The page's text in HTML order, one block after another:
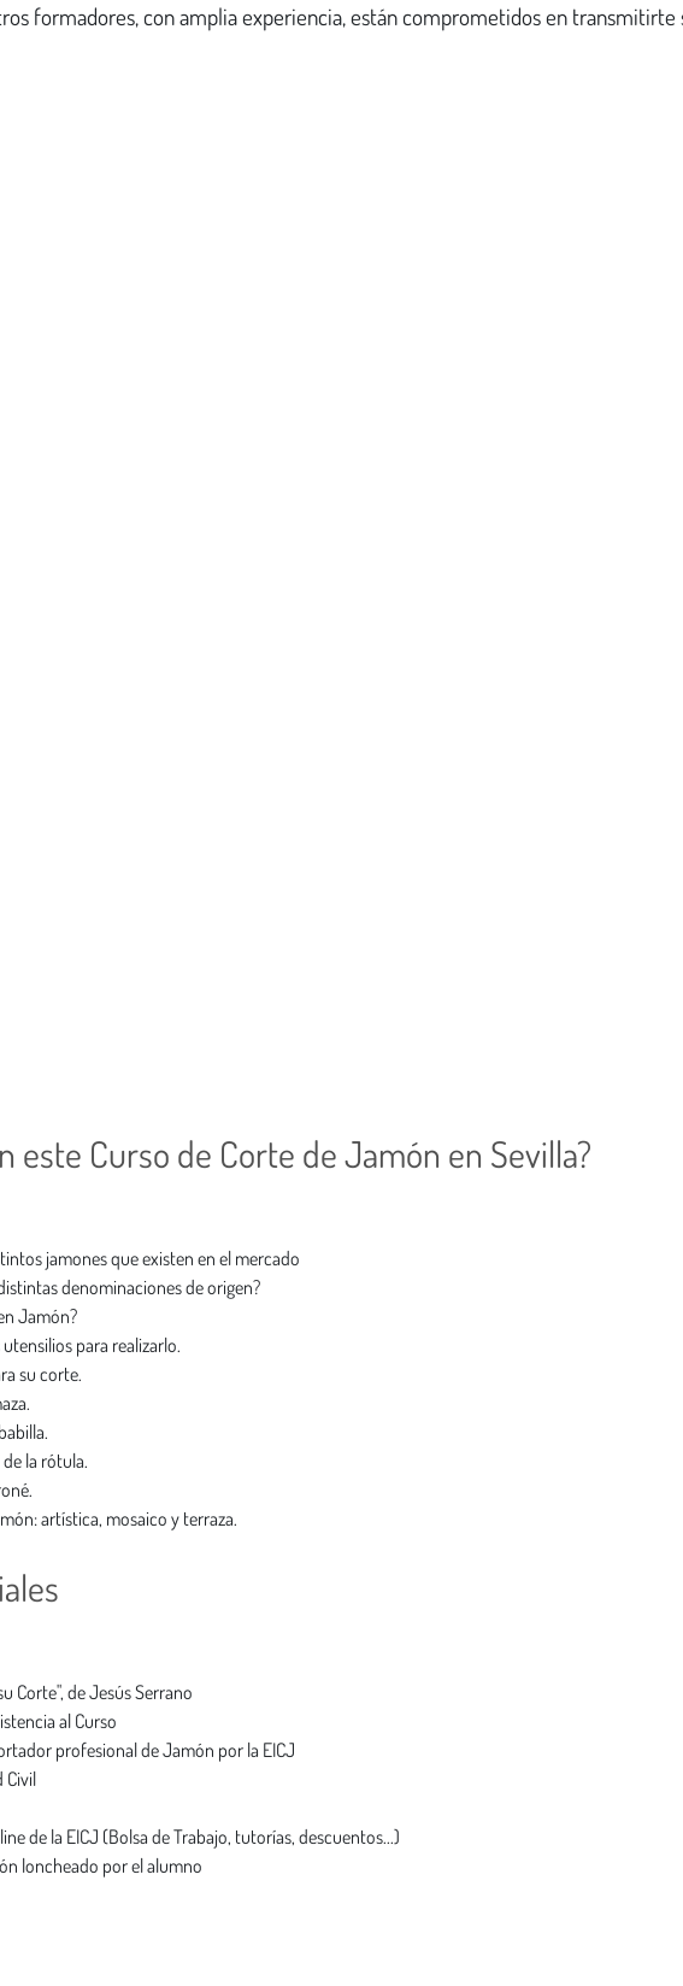
formadores, con amplia experiencia, están comprometidos en transmitirte
este Curso de Corte de Jamón en Sevilla?
jamones que existen en el mercado
denominaciones de origen?
Jamón?
para realizarlo.
su corte.
la rótula.
artística, mosaico y terraza.
Corte", de Jesús Serrano
al Curso
profesional de Jamón por la EICJ
Civil
de la EICJ (Bolsa de Trabajo, tutorías, descuentos...)
loncheado por el alumno